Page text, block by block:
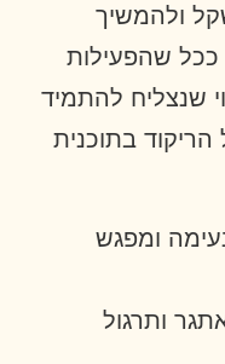
ולהמשיך
ככל שהפעילות
שנצליח להתמיד
בתוכנית
ומפגש
ותרגול